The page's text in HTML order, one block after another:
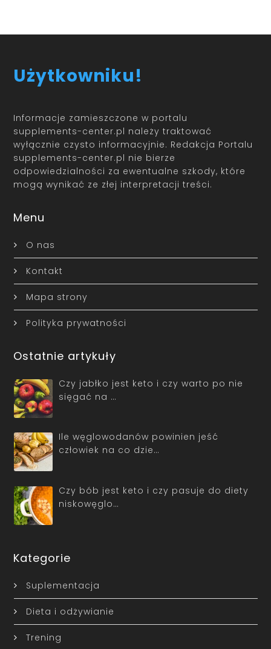
Użytkowniku!
Informacje zamieszczone w portalu
supplements-center.pl należy traktować
wyłącznie czysto informacyjnie. Redakcja Portalu
supplements-center.pl nie bierze
odpowiedzialności za ewentualne szkody, które
mogą wynikać ze złej interpretacji treści.
Menu
O nas
Kontakt
Mapa strony
Polityka prywatności
Ostatnie artykuły
Czy jabłko jest keto i czy warto po nie
sięgać na …
Ile węglowodanów powinien jeść
człowiek na co dzie…
Czy bób jest keto i czy pasuje do diety
niskowęglo…
Kategorie
Suplementacja
Dieta i odżywianie
Trening